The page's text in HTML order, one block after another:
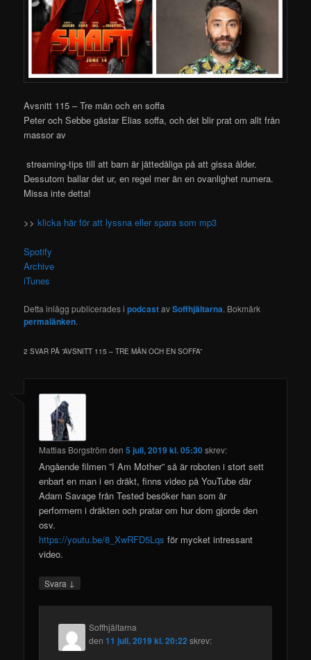
Avsnitt 115 – Tre män och en soffa
Peter och Sebbe gästar Elias soffa, och det blir prat om allt från
massor av
streaming-tips till att barn är jättedåliga på att gissa ålder.
Dessutom ballar det ur, en regel mer än en ovanlighet numera.
Missa inte detta!
>>klicka här för att lyssna eller spara som mp3
Spotify
Archive
iTunes
Detta inlägg publicerades ipodcastavSoffhjältarna. Bokmärk
permalänken.
2 SVAR PÅ ”AVSNITT 115 – TRE MÄN OCH EN SOFFA”
Mattias Borgström den5 juli, 2019 kl. 05:30skrev:
Angående filmen ”I Am Mother” så är roboten i stort sett
enbart en man i en dräkt, finns video på YouTube där
Adam Savage från Tested besöker han som är
performern i dräkten och pratar om hur dom gjorde den
osv.
https://youtu.be/8_XwRFD5Lqs för mycket intressant
video.
Svara ↓
Soffhjältarna
den11 juli, 2019 kl. 20:22 skrev: